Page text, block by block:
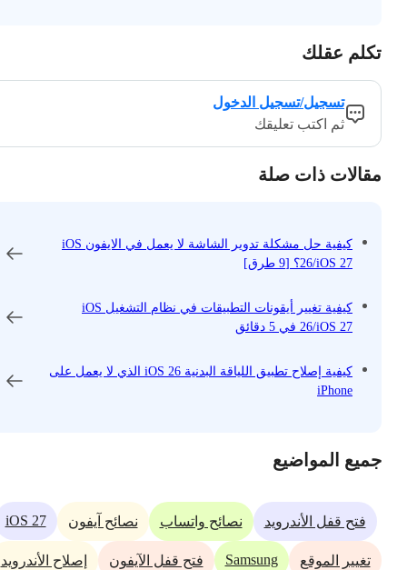
تكلم عقلك
تسجيل/تسجيل الدخول
ثم اكتب تعليقك
مقالات ذات صلة
كيفية حل مشكلة تدوير الشاشة لا يعمل في الايفون iOS
26/iOS 27؟ [9 طرق]
كيفية تغيير أيقونات التطبيقات في نظام التشغيل iOS
26/iOS 27 في 5 دقائق
كيفية إصلاح تطبيق اللياقة البدنية iOS 26 الذي لا يعمل على
iPhone
جميع المواضيع
فتح قفل الأندرويد نصائح واتساب نصائح آيفون iOS 27
تغيير الموقع Samsung فتح قفل الآيفون إصلاح الأندرويد